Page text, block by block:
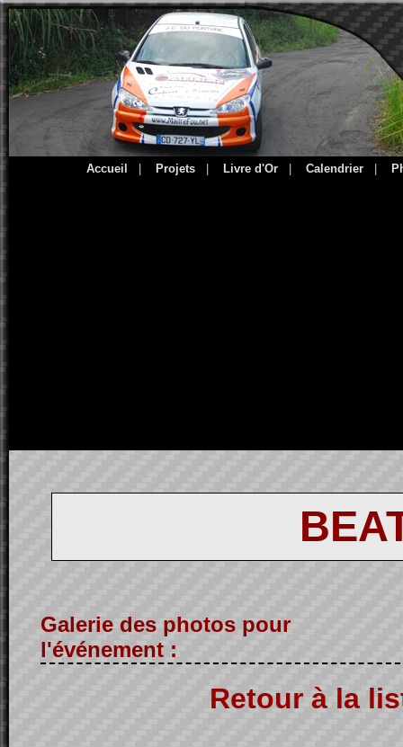
Accueil Projets Livre d'Or Calendrier
Galerie des photos pour
l'événement :
Retour à la